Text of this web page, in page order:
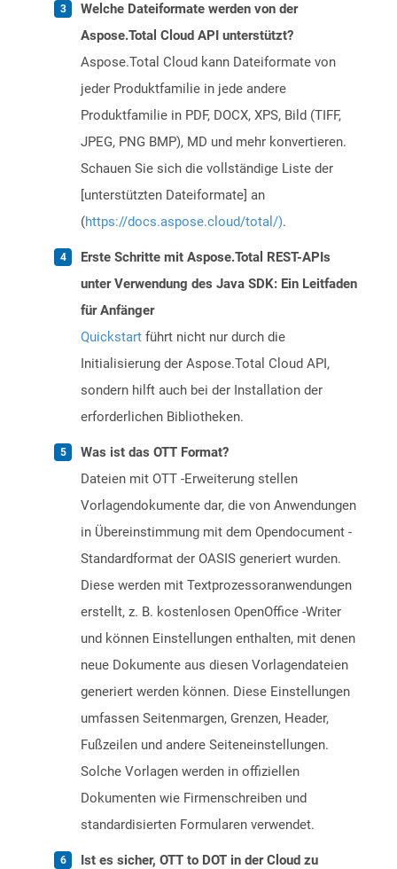
Welche Dateiformate werden von der
Aspose.Total Cloud API unterstützt?
Aspose.Total Cloud kann Dateiformate von
jeder Produktfamilie in jede andere
Produktfamilie in PDF, DOCX, XPS, Bild (TIFF,
JPEG, PNG BMP), MD und mehr konvertieren.
Schauen Sie sich die vollständige Liste der
[unterstützten Dateiformate] an
(https://docs.aspose.cloud/total/).
Erste Schritte mit Aspose.Total REST-APIs
unter Verwendung des Java SDK: Ein Leitfaden
für Anfänger
Quickstart führt nicht nur durch die
Initialisierung der Aspose.Total Cloud API,
sondern hilft auch bei der Installation der
erforderlichen Bibliotheken.
Was ist das OTT Format?
Dateien mit OTT -Erweiterung stellen
Vorlagendokumente dar, die von Anwendungen
in Übereinstimmung mit dem Opendocument -
Standardformat der OASIS generiert wurden.
Diese werden mit Textprozessoranwendungen
erstellt, z. B. kostenlosen OpenOffice -Writer
und können Einstellungen enthalten, mit denen
neue Dokumente aus diesen Vorlagendateien
generiert werden können. Diese Einstellungen
umfassen Seitenmargen, Grenzen, Header,
Fußzeilen und andere Seiteneinstellungen.
Solche Vorlagen werden in offiziellen
Dokumenten wie Firmenschreiben und
standardisierten Formularen verwendet.
Ist es sicher, OTT to DOT in der Cloud zu